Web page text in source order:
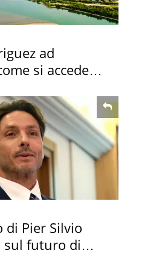
ad
si accede
di Pier Silvio
sul futuro di